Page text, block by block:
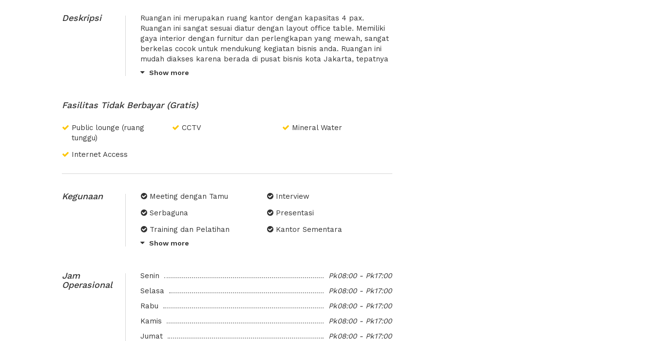
Deskripsi
Ruangan ini merupakan ruang kantor dengan kapasitas 4 pax.
Ruangan ini sangat sesuai diatur dengan layout office table. Memiliki
gaya interior dengan furnitur dan perlengkapan yang mewah, sangat
berkelas cocok untuk mendukung kegiatan bisnis anda. Ruangan ini
mudah diakses karena berada di pusat bisnis kota Jakarta, tepatnya
Kuninga, Jakarta Selatan. Dekat dengan Kuningan City Mall, Mall
Cyber 2 Tower. Selain sebagai kantor, ruangan ini dapat digunakan
sebagai ruang meeting, negosiasi, serta audit. Dilengkapi dengan
bisnis anda terlaksana dengan nyaman.
Show more
Fasilitas Tidak Berbayar (Gratis)
Public lounge (ruang
tunggu)
CCTV Mineral Water
Internet Access
Kegunaan Meeting dengan Tamu
Interview
Serbaguna
Presentasi
Training dan Pelatihan
Kantor Sementara
Psikotest
Negosiasi
Diskusi
Meeting Place with Client
Rapat Kerja
Show more
Jam
Operasional
Senin
Pk08:00 - Pk17:00
Selasa
Pk08:00 - Pk17:00
Rabu
Pk08:00 - Pk17:00
Kamis
Pk08:00 - Pk17:00
Jumat
Pk08:00 - Pk17:00